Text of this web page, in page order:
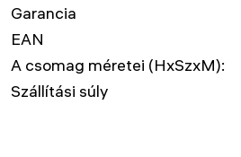
Garancia
EAN
A csomag méretei (HxSzxM):
Szállítási súly